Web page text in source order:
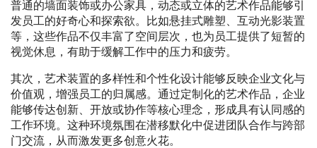
普通的墙面装饰或办公家具，动态或立体的艺术作品能够引
发员工的好奇心和探索欲。比如悬挂式雕塑、互动光影装置
等，这些作品不仅丰富了空间层次，也为员工提供了短暂的
视觉休息，有助于缓解工作中的压力和疲劳。
其次，艺术装置的多样性和个性化设计能够反映企业文化与
价值观，增强员工的归属感。通过定制化的艺术作品，企业
能够传达创新、开放或协作等核心理念，形成具有认同感的
工作环境。这种环境氛围在潜移默化中促进团队合作与跨部
门交流，从而激发更多创意火花。